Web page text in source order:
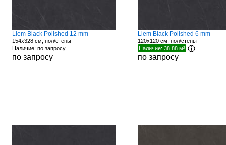
Liem Black Polished 12 mm
154x328 см, пол/стены
Наличие: по запросу
по запросу
Liem Black Polished 6 mm
120x120 см, пол/стены
Наличие: 38.88 м²
по запросу